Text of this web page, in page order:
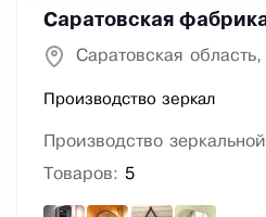
Саратовская
Саратовская
Производство зеркал
Производство
Товаров: 5